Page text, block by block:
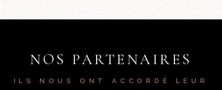
NOS PARTENAIRES
ILS NOUS ONT ACCORDÉ LEUR